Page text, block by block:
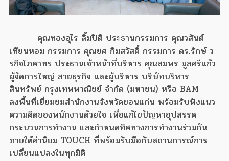
คุณทองอุไร ลิ้มปิติ ประธานกรรมการ คุณวสันต์
เทียนหอม กรรมการ คุณยศ กิมสวัสดิ์ กรรมการ ดร.รักษ์ ว
รกิจโภคาทร ประธานเจ้าหน้าที่บริหาร คุณสมพร มูลศรีแก้ว
ผู้จัดการใหญ่ สายธุรกิจ และผู้บริหาร บริษัทบริหาร
สินทรัพย์ กรุงเทพพาณิชย์ จำกัด (มหาชน) หรือ BAM
ลงพื้นที่เยี่ยมชมสำนักงานจังหวัดขอนแก่น พร้อมรับฟังแนว
ความคิดของพนักงานด้วยใจ เพื่อแก้ไขปัญหาอุปสรรค
กระบวนการทำงาน และกำหนดทิศทางการทำงานร่วมกัน
ภายใต้ค่านิยม TOUCH ที่พร้อมรับมือกับสถานการณ์การ
เปลี่ยนแปลงในทุกมิติ